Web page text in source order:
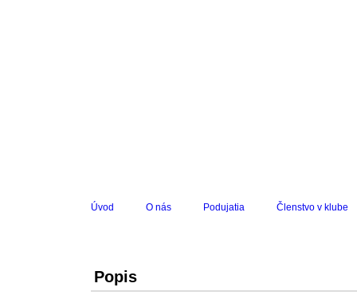
Úvod O nás Podujatia Členstvo v klube
Popis